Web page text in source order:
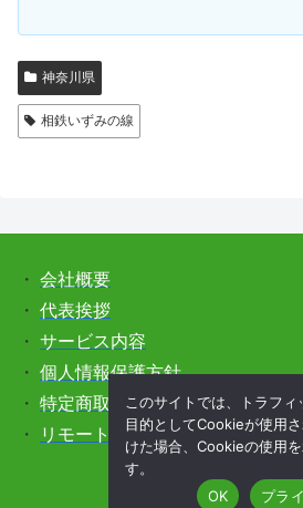
神奈川県
相鉄いずみの線
・ 会社概要
・ 代表挨拶
・ サービス内容
・ 個人情報保護方針
・ 特定商取引法に基づく表記
・
リモートサポートをご希望の方は
このサイトでは、トラフ
目的としてCookieが使用
けた場合、Cookieの使用
す。
OK
プラ